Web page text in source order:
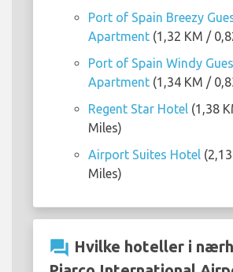
Port of Spain Breezy
Apartment (1,32 KM /
Port of Spain Windy
Apartment (1,34 KM /
Regent Star Hotel (1,38
Miles)
Airport Suites Hotel
Miles)
question_answer Hvilke hoteller i